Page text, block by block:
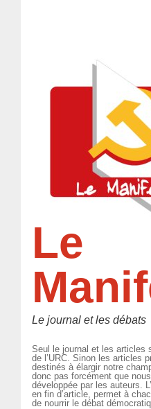
Le
Le journal et les débats
Seul le journal et les articles
de l’URC. Sinon les articles
destinés à élargir notre
donc pas forcément que
développée par les auteurs.
en fin d’article, permet à
de nourrir le débat